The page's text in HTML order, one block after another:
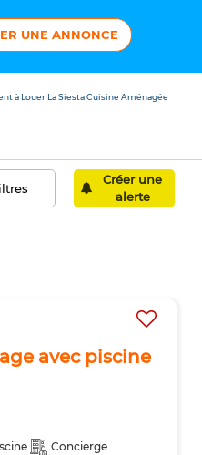
UNE ANNONCE
à Louer La Siesta Cuisine Aménagée
Créer une
alerte
avec piscine
Concierge